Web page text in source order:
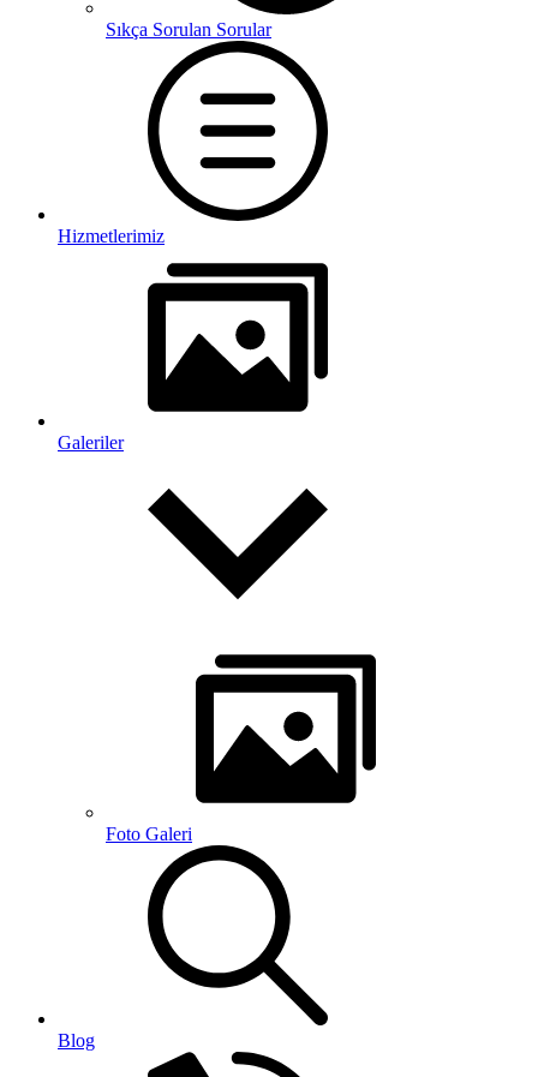
Sıkça Sorulan Sorular
Hizmetlerimiz
Galeriler
Foto Galeri
Blog